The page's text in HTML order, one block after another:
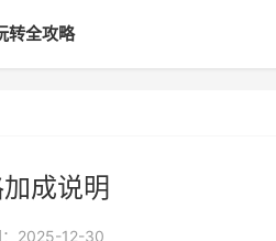
转全攻略
成说明
：2025-12-30